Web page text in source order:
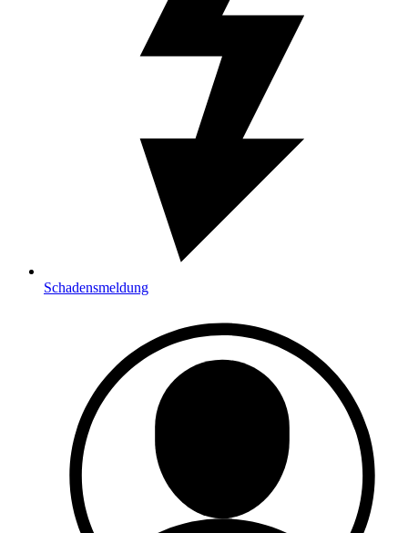
Schadensmeldung